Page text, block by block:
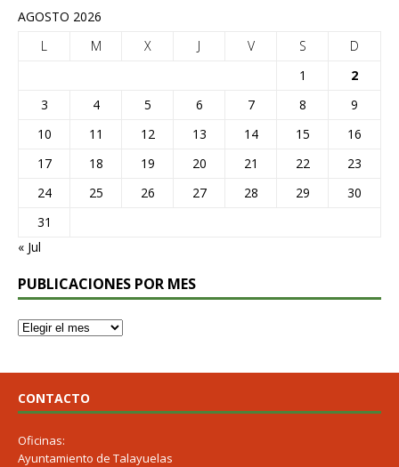
AGOSTO 2026
L
M X J V S
D
1
2
3
4 5 6 7 8
9
10
11 12 13 14 15
16
17
18 19 20 21 22
23
24
25 26 27 28 29
30
31
« Jul
PUBLICACIONES POR MES
CONTACTO
Oficinas:
Ayuntamiento de Talayuelas